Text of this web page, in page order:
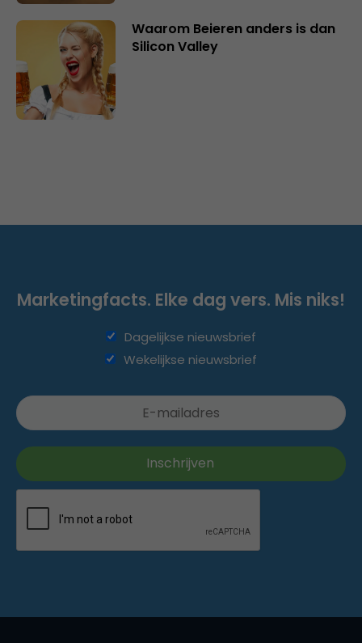
Waarom Beieren anders is dan
Silicon Valley
Marketingfacts. Elke dag vers. Mis niks!
Dagelijkse nieuwsbrief
Wekelijkse nieuwsbrief